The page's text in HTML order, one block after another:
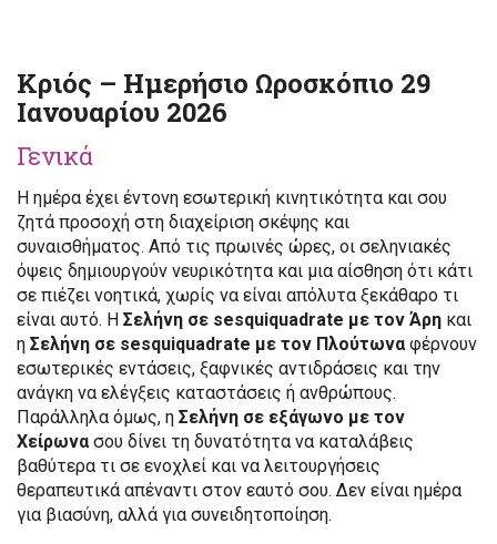
Κριός – Ημερήσιο Ωροσκόπιο 29
Ιανουαρίου 2026
Γενικά
Η ημέρα έχει έντονη εσωτερική κινητικότητα και σου
ζητά προσοχή στη διαχείριση σκέψης και
συναισθήματος. Από τις πρωινές ώρες, οι σεληνιακές
όψεις δημιουργούν νευρικότητα και μια αίσθηση ότι κάτι
σε πιέζει νοητικά, χωρίς να είναι απόλυτα ξεκάθαρο τι
είναι αυτό. Η Σελήνη σε sesquiquadrate με τον Άρη και
η Σελήνη σε sesquiquadrate με τον Πλούτωναφέρνουν
εσωτερικές εντάσεις, ξαφνικές αντιδράσεις και την
ανάγκη να ελέγξεις καταστάσεις ή ανθρώπους.
Παράλληλα όμως, η Σελήνη σε εξάγωνο με τον
Χείρωνασου δίνει τη δυνατότητα να καταλάβεις
βαθύτερα τι σε ενοχλεί και να λειτουργήσεις
θεραπευτικά απέναντι στον εαυτό σου. Δεν είναι ημέρα
για βιασύνη, αλλά για συνειδητοποίηση.